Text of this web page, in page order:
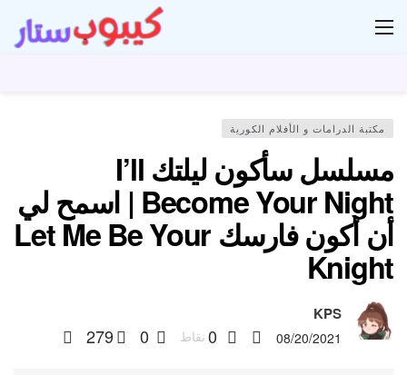
مكتبة الدرامات و الأفلام الكورية
مسلسل سأكون ليلتك I’ll
Become Your Night | اسمح لي
أن أكون فارسك Let Me Be Your
Knight
KPS
08/20/2021
0 نقاط 0
279